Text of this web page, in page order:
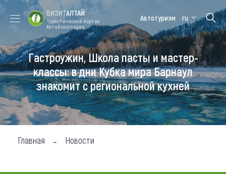
Форум VISIT
ALTAI
Цветение
маральника
Медицинский
форум
Алтайская
зимовка
Туры
Где побывать
Чем заняться
ВИЗИТАЛТАЙ
Туристический портал
Алтайского края
Автотуризм ru
Гастроужин, Школа пасты и мастер-
классы: в дни Кубка мира Барнаул
знакомит с региональной кухней
Главная Новости